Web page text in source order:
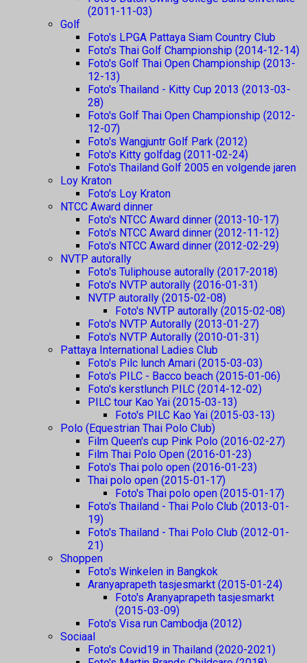
(2011-11-03)
Golf
Foto's LPGA Pattaya Siam Country Club
Foto's Thai Golf Championship (2014-12-14)
Foto's Golf Thai Open Championship (2013-
12-13)
Foto's Thailand - Kitty Cup 2013 (2013-03-
28)
Foto's Golf Thai Open Championship (2012-
12-07)
Foto's Wangjuntr Golf Park (2012)
Foto's Kitty golfdag (2011-02-24)
Foto's Thailand Golf 2005 en volgende jaren
Loy Kraton
Foto's Loy Kraton
NTCC Award dinner
Foto's NTCC Award dinner (2013-10-17)
Foto's NTCC Award dinner (2012-11-12)
Foto's NTCC Award dinner (2012-02-29)
NVTP autorally
Foto's Tuliphouse autorally (2017-2018)
Foto's NVTP autorally (2016-01-31)
NVTP autorally (2015-02-08)
Foto's NVTP autorally (2015-02-08)
Foto's NVTP Autorally (2013-01-27)
Foto's NVTP Autorally (2010-01-31)
Pattaya International Ladies Club
Foto's Pilc lunch Amari (2015-03-03)
Foto's PILC - Bacco beach (2015-01-06)
Foto's kerstlunch PILC (2014-12-02)
PILC tour Kao Yai (2015-03-13)
Foto's PILC Kao Yai (2015-03-13)
Polo (Equestrian Thai Polo Club)
Film Queen's cup Pink Polo (2016-02-27)
Film Thai Polo Open (2016-01-23)
Foto's Thai polo open (2016-01-23)
Thai polo open (2015-01-17)
Foto's Thai polo open (2015-01-17)
Foto's Thailand - Thai Polo Club (2013-01-
19)
Foto's Thailand - Thai Polo Club (2012-01-
21)
Shoppen
Foto's Winkelen in Bangkok
Aranyaprapeth tasjesmarkt (2015-01-24)
Foto's Aranyaprapeth tasjesmarkt
(2015-03-09)
Foto's Visa run Cambodja (2012)
Sociaal
Foto's Covid19 in Thailand (2020-2021)